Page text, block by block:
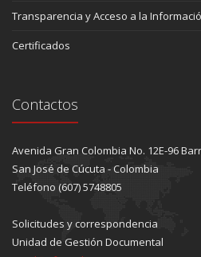
Transparencia y Acceso a la
Certificados
Contactos
Avenida Gran Colombia No. 12E-96
San José de Cúcuta - Colombia
Teléfono (607) 5748805
Solicitudes y correspondencia
Unidad de Gestión Documental